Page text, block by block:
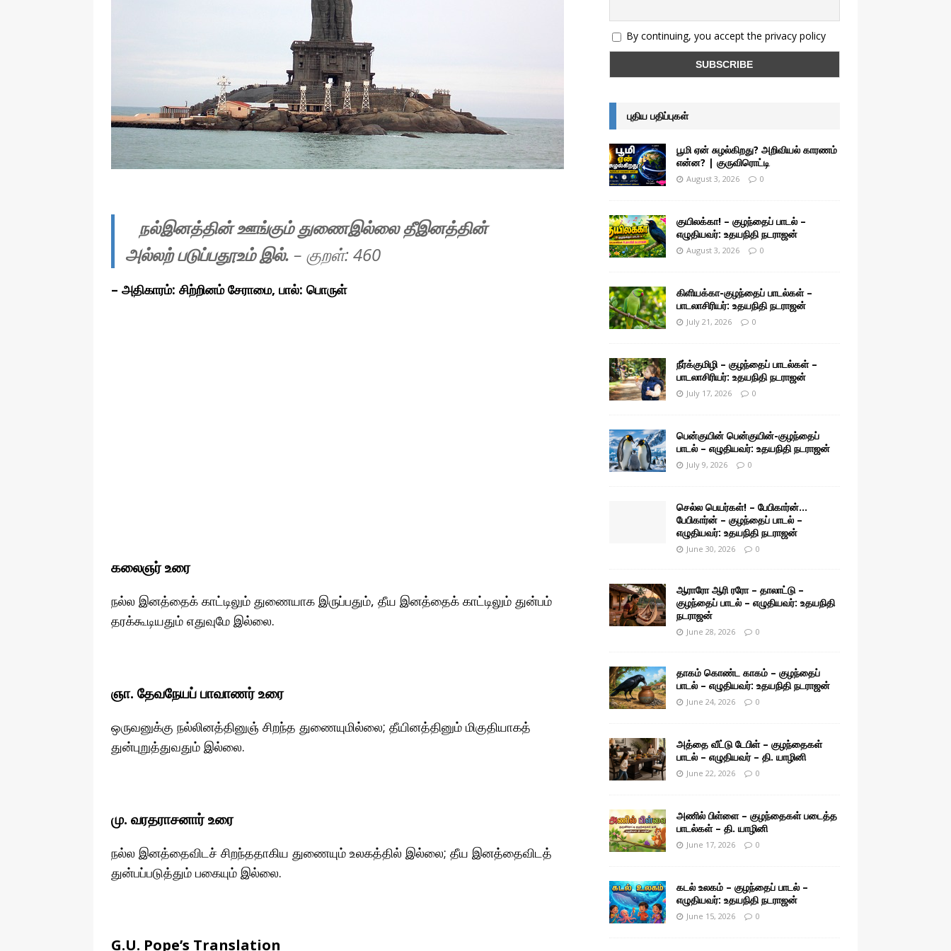
நல்இனத்தின் ஊங்கும் துணைஇல்லை தீஇனத்தின்
அல்லற் படுப்பதூஉம் இல். – குறள்: 460
– அதிகாரம்: சிற்றினம் சேராமை, பால்: பொருள்
கலைஞர் உரை
நல்ல இனத்தைக் காட்டிலும் துணையாக இருப்பதும், தீய இனத்தைக் காட்டிலும் துன்பம்
தரக்கூடியதும் எதுவுமே இல்லை.
ஞா. தேவநேயப் பாவாணர் உரை
ஒருவனுக்கு நல்லினத்தினுஞ் சிறந்த துணையுமில்லை; தீயினத்தினும் மிகுதியாகத்
துன்புறுத்துவதும் இல்லை.
மு. வரதராசனார் உரை
நல்ல இனத்தைவிடச் சிறந்ததாகிய துணையும் உலகத்தில் இல்லை; தீய இனத்தைவிடத்
துன்பப்படுத்தும் பகையும் இல்லை.
G.U. Pope’s Translation
By continuing, you accept the privacy policy
புதிய பதிப்புகள்
பூமி ஏன் சுழல்கிறது? அறிவியல் காரணம்
என்ன? | குருவிரொட்டி
August 3, 2026 0
குயிலக்கா! – குழந்தைப் பாடல் –
எழுதியவர்: உதயநிதி நடராஜன்
August 3, 2026 0
கிளியக்கா-குழந்தைப் பாடல்கள் –
பாடலாசிரியர்: உதயநிதி நடராஜன்
July 21, 2026 0
நீர்க்குமிழி – குழந்தைப் பாடல்கள் –
பாடலாசிரியர்: உதயநிதி நடராஜன்
July 17, 2026 0
பென்குயின் பென்குயின்-குழந்தைப்
பாடல் – எழுதியவர்: உதயநிதி நடராஜன்
July 9, 2026 0
செல்ல பெயர்கள்! – பேபிகார்ன்…
பேபிகார்ன் – குழந்தைப் பாடல் –
எழுதியவர்: உதயநிதி நடராஜன்
June 30, 2026 0
ஆராரோ ஆரி ரரோ – தாலாட்டு –
குழந்தைப் பாடல் – எழுதியவர்: உதயநிதி
நடராஜன்
June 28, 2026 0
தாகம் கொண்ட காகம் – குழந்தைப்
பாடல் – எழுதியவர்: உதயநிதி நடராஜன்
June 24, 2026 0
அத்தை வீட்டு டேபிள் – குழந்தைகள்
பாடல் – எழுதியவர் – தி. யாழினி
June 22, 2026 0
அணில் பிள்ளை – குழந்தைகள் படைத்த
பாடல்கள் – தி. யாழினி
June 17, 2026 0
கடல் உலகம் – குழந்தைப் பாடல் –
எழுதியவர்: உதயநிதி நடராஜன்
June 15, 2026 0